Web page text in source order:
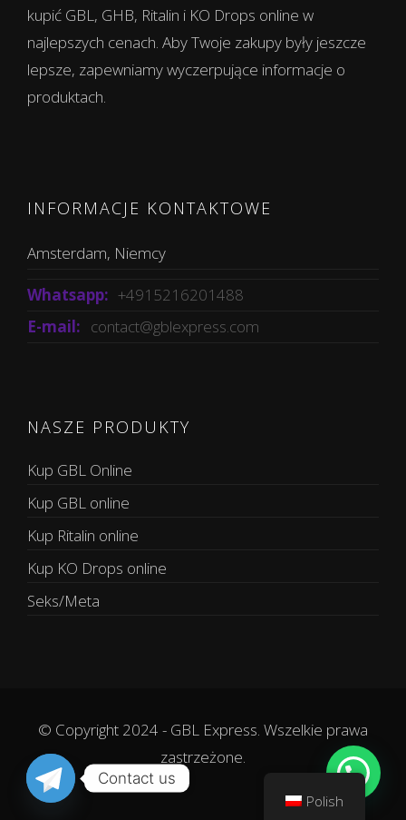
kupić GBL, GHB, Ritalin i KO Drops online w
najlepszych cenach. Aby Twoje zakupy były jeszcze
lepsze, zapewniamy wyczerpujące informacje o
produktach.
INFORMACJE KONTAKTOWE
Amsterdam, Niemcy
Whatsapp: +4915216201488
E-mail: contact@gblexpress.com
NASZE PRODUKTY
Kup GBL Online
Kup GBL online
Kup Ritalin online
Kup KO Drops online
Seks/Meta
© Copyright 2024 - GBL Express. Wszelkie prawa
zastrzeżone.
Polish
Contact us